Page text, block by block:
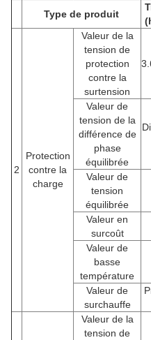
Type de produit
2
Protection
contre la
charge
Valeur de la
tension de
protection
contre la
surtension
Valeur de
tension de la
différence de
phase
équilibrée
Valeur de
tension
équilibrée
Valeur en
surcoût
Valeur de
basse
température
Valeur de
surchauffe
Valeur de la
tension de